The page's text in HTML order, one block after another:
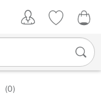
(0)